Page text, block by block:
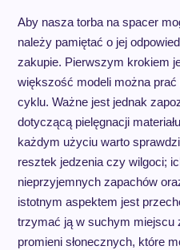
Aby nasza torba na spacer
należy pamiętać o jej
zakupie. Pierwszym krokiem
większość modeli można
cyklu. Ważne jest jednak
dotyczącą pielęgnacji
każdym użyciu warto
resztek jedzenia czy wilgoci;
nieprzyjemnych zapachów
istotnym aspektem jest
trzymać ją w suchym miejscu
promieni słonecznych, które